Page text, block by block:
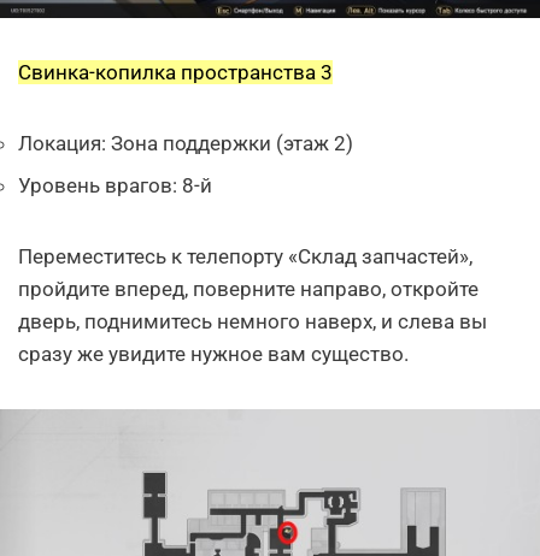
Свинка-копилка пространства 3
Локация: Зона поддержки (этаж 2)
Уровень врагов: 8-й
Переместитесь к телепорту «Склад запчастей»,
пройдите вперед, поверните направо, откройте
дверь, поднимитесь немного наверх, и слева вы
сразу же увидите нужное вам существо.